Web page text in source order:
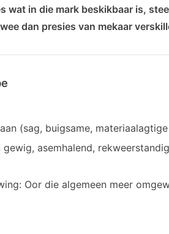
wat in die mark beskikbaar is,
dan presies van mekaar
(sag, buigsame,
gewig, asemhalend,
Oor die algemeen meer